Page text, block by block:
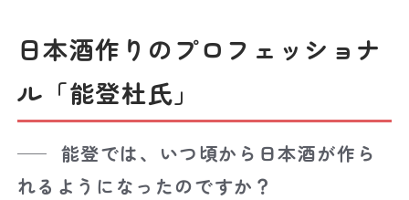
日本酒作りのプロフェッショナ
ル「能登杜氏」
能登では、いつ頃から日本酒が作ら
れるようになったのですか？